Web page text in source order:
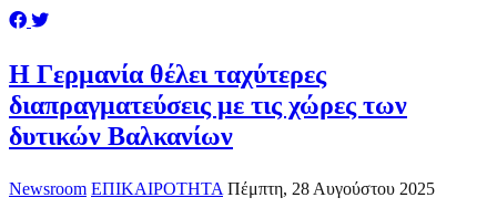
Η Γερμανία θέλει ταχύτερες
διαπραγματεύσεις με τις χώρες των
δυτικών Βαλκανίων
Newsroom ΕΠΙΚΑΙΡΟΤΗΤΑ Πέμπτη, 28 Αυγούστου 2025